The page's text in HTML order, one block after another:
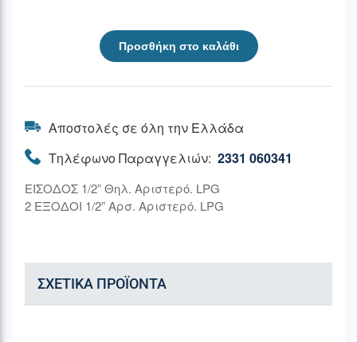
Προσθήκη στο καλάθι
Αποστολές σε όλη την Ελλάδα
Τηλέφωνο Παραγγελιών: 2331 060341
ΕΙΣΟΔΟΣ 1/2” Θηλ. Αριστερό. LPG
2 ΕΞΟΔΟΙ 1/2” Αρσ. Αριστερό. LPG
ΣΧΕΤΙΚΆ ΠΡΟΪΌΝΤΑ